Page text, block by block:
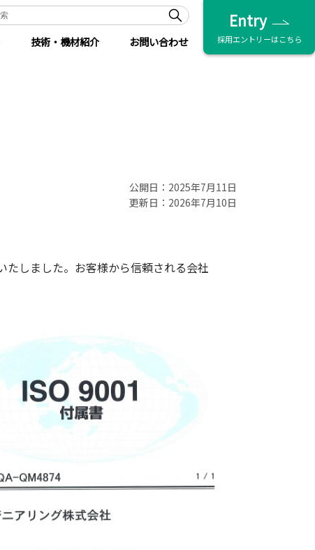
技術・機材紹介 お問い合わせ
Entry
採用エントリーはこちら
公開日：2025年7月11日
更新日：2026年7月10日
たしました。お客様から信頼される会社